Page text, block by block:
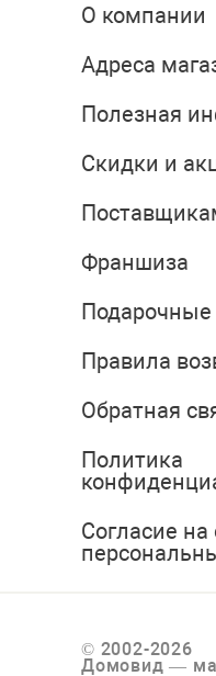
О компании
Адреса
Полезная
Скидки и
Франшиза
Правила
Обратная
Политика
Согласие на
© 2002-2026
Домовид —